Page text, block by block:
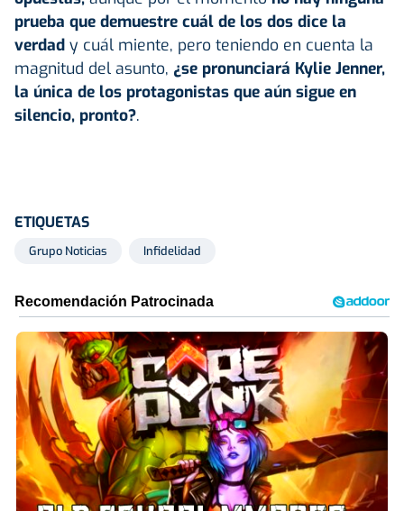
prueba que demuestre cuál de los dos dice la
verdad y cuál miente, pero teniendo en cuenta la
magnitud del asunto, ¿se pronunciará Kylie Jenner,
la única de los protagonistas que aún sigue en
silencio, pronto?.
ETIQUETAS
Grupo Noticias Infidelidad